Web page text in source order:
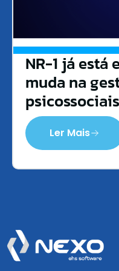
NR-1 já está
muda na
Ler Mais